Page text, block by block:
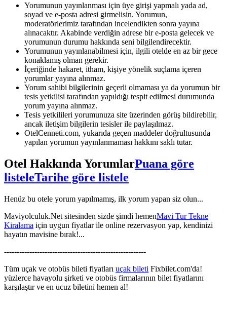
Yorumunun yayınlanması için üye girişi yapmalı yada ad,
soyad ve e-posta adresi girmelisin. Yorumun,
moderatörlerimiz tarafından incelendikten sonra yayına
alınacaktır. Akabinde verdiğin adrese bir e-posta gelecek ve
yorumunun durumu hakkında seni bilgilendirecektir.
Yorumunun yayınlanabilmesi için, ilgili otelde en az bir gece
konaklamış olman gerekir.
İçeriğinde hakaret, itham, kişiye yönelik suçlama içeren
yorumlar yayına alınmaz.
Yorum sahibi bilgilerinin geçerli olmaması ya da yorumun bir
tesis yetkilisi tarafından yapıldığı tespit edilmesi durumunda
yorum yayına alınmaz.
Tesis yetkilileri yorumunuza site üzerinden görüş bildirebilir,
ancak iletişim bilgilerin tesisler ile paylaşılmaz.
OtelCenneti.com, yukarıda geçen maddeler doğrultusunda
yapılan yorumun yayınlanmaması hakkını saklı tutar.
Otel Hakkında YorumlarPuana göre
listeleTarihe göre listele
Henüz bu otele yorum yapılmamış, ilk yorum yapan siz olun...
Maviyolculuk.Net sitesinden sizde şimdi hemenMavi Tur Tekne
Kiralama için uygun fiyatlar ile online rezervasyon yap, kendinizi
hayatın mavisine bırak!...
--------------------------------------------------------
Tüm uçak ve otobüs bileti fiyatları uçak bileti Fixbilet.com'da!
yüzlerce havayolu şirketi ve otobüs firmalarının bilet fiyatlarını
karşılaştır ve en ucuz biletini hemen al!